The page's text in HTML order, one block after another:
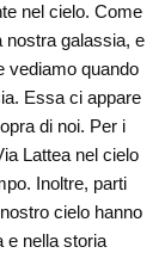
nel cielo. Come
nostra galassia, e
vediamo quando
Essa ci appare
di noi. Per i
Lattea nel cielo
Inoltre, parti
cielo hanno
e nella storia